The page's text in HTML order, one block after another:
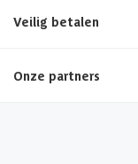
Veilig betalen
Onze partners